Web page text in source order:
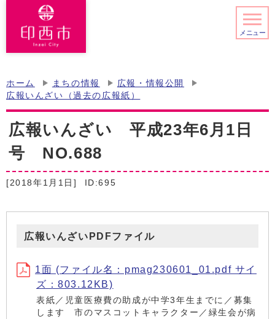
メニュー
ホーム まちの情報
広報・情報公開
広報いんざい（過去の広報紙）
広報いんざい 平成23年6月1日
号 NO.688
[2018年1月1日] ID:695
広報いんざいPDFファイル
1面 (ファイル名：pmag230601_01.pdf サイ
ズ：803.12KB)
表紙／児童医療費の助成が中学3年生までに／募集
します 市のマスコットキャラクター／緑生会が病